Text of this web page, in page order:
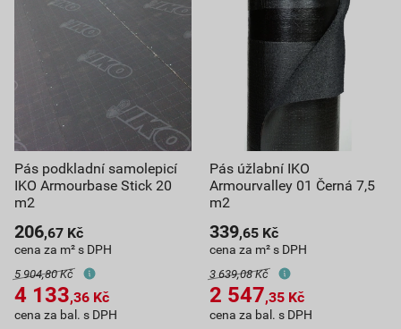
Pás podkladní samolepicí
IKO Armourbase Stick 20
m2
206,67 Kč
cena za m² s DPH
5 904,80 Kč
4 133,36 Kč
cena za bal. s DPH
Pás úžlabní IKO
Armourvalley 01 Černá 7,5
m2
339,65 Kč
cena za m² s DPH
3 639,08 Kč
2 547,35 Kč
cena za bal. s DPH